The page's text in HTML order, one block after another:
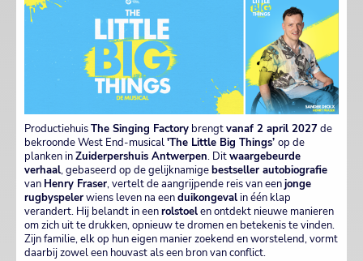
ProductiehuisThe Singing Factory brengtvanaf 2 april 2027de
bekroonde West End-musical'The Little Big Things’ op de
planken inZuiderpershuis Antwerpen. Ditwaargebeurde
verhaal, gebaseerd op de gelijknamigebestseller autobiografie
van Henry Fraser, vertelt de aangrijpende reis van eenjonge
rugbyspelerwiens leven na eenduikongevalin één klap
verandert. Hij belandt in eenrolstoelen ontdekt nieuwe manieren
om zich uit te drukken, opnieuw te dromen en betekenis te vinden.
Zijn familie, elk op hun eigen manier zoekend en worstelend, vormt
daarbij zowel een houvast als een bron van conflict.